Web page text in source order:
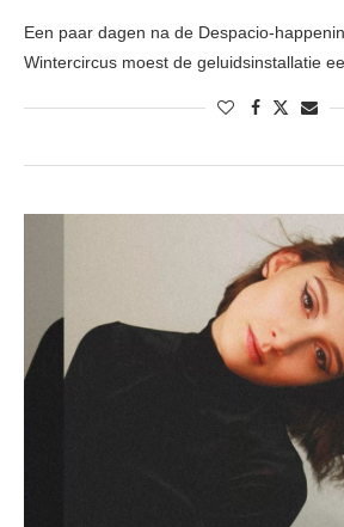
Een paar dagen na de Despacio-
Wintercircus moest de geluidsinstallatie